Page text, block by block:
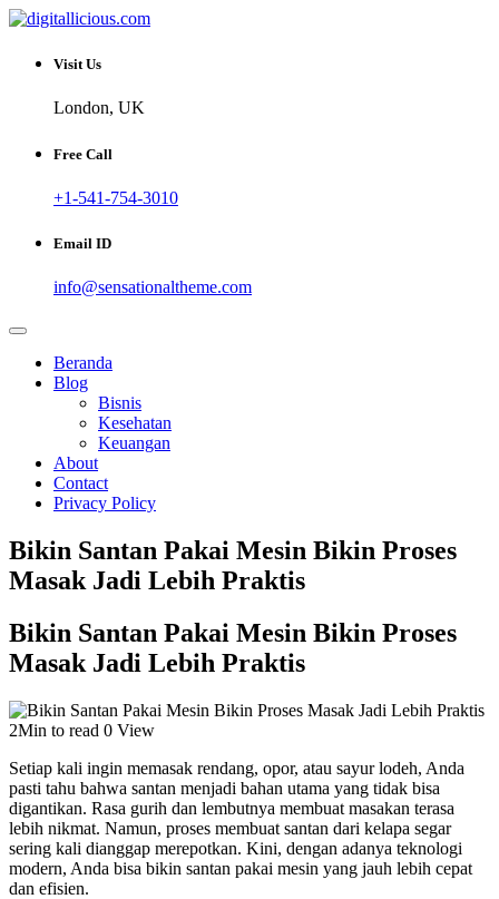
Skip
content
digitallicious.com
Sharing Digital Information
Visit Us
London, UK
Free Call
+1-541-754-3010
Email ID
info@sensationaltheme.com
Beranda
Blog
Bisnis
Kesehatan
Keuangan
About
Contact
Privacy Policy
Bikin Santan Pakai Mesin Bikin Proses
Masak Jadi Lebih Praktis
Bikin Santan Pakai Mesin Bikin Proses
Masak Jadi Lebih Praktis
2Min to read 0 View
Setiap kali ingin memasak rendang, opor, atau sayur lodeh, Anda
pasti tahu bahwa santan menjadi bahan utama yang tidak bisa
digantikan. Rasa gurih dan lembutnya membuat masakan terasa
lebih nikmat. Namun, proses membuat santan dari kelapa segar
sering kali dianggap merepotkan. Kini, dengan adanya teknologi
modern, Anda bisa bikin santan pakai mesin yang jauh lebih cepat
dan efisien.